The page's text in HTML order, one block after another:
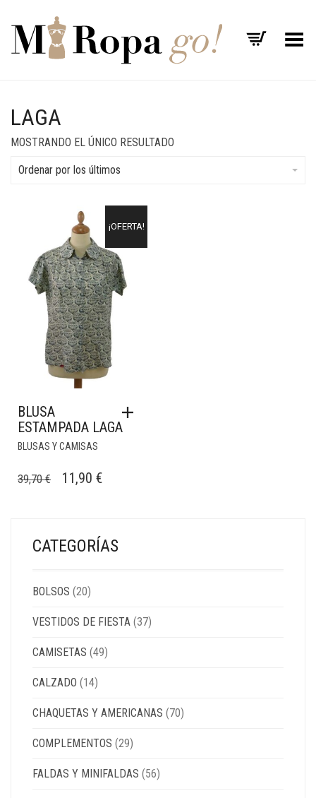
Menú
LAGA
MOSTRANDO EL ÚNICO RESULTADO
Ordenar por los últimos
¡OFERTA!
BLUSA
ESTAMPADA LAGA
BLUSAS Y CAMISAS
39,70€
EL
ERA:
39,70 €.
11,90 €EL
ES:
11,90 €.
CATEGORÍAS
BOLSOS (20)
VESTIDOS DE FIESTA (37)
CAMISETAS (49)
CALZADO (14)
CHAQUETAS Y AMERICANAS (70)
COMPLEMENTOS (29)
FALDAS Y MINIFALDAS (56)